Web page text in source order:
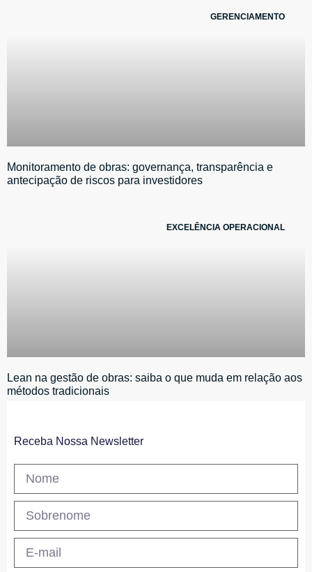
GERENCIAMENTO
Monitoramento de obras: governança, transparência e
antecipação de riscos para investidores
EXCELÊNCIA OPERACIONAL
Lean na gestão de obras: saiba o que muda em relação aos
métodos tradicionais
Receba Nossa Newsletter